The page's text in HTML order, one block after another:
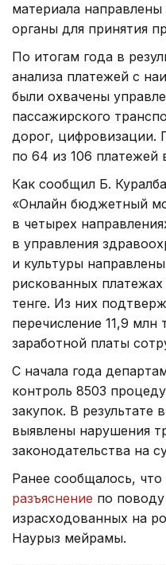
материала
органы для принятия
По итогам года в
анализа платежей с
были охвачены
пассажирского
дорог, цифровизации.
по 64 из 106 платежей
Как сообщил Б.
«Онлайн бюджетный
в четырех
в управления
и культуры
рискованных
тенге. Из них
перечисление 11,9 млн
заработной платы
С начала года
контроль 8503
закупок. В результате
выявлены нарушения
законодательства на
Ранее сообщалось,
разъяснение по
израсходованных на
Наурыз мейрамы.